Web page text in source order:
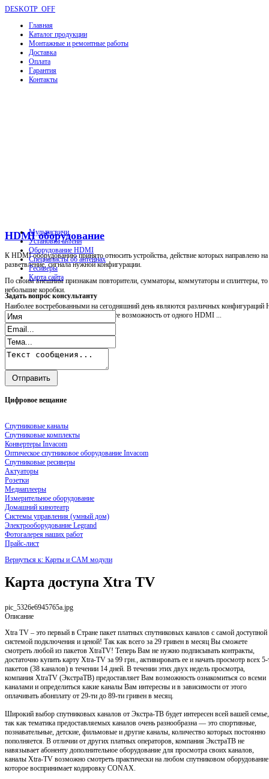
DESKOTP_OFF
Главная
Каталог продукции
Монтажные и ремонтные работы
Доставка
Оплата
Гарантия
Контакты
HDMI оборудование
К HDMI оборудованию принято относить устройства, действие которых направлено
разветвление, сигнала нужной конфигурации.
По своим внешним признакам повторители, сумматоры, коммутаторы и сплиттеры,
небольшие коробки.
Наиболее востребованными на сегодняшний день являются различных
Посредством HDMI splitter вы имеете возможность от одного HDMI ...
Мультисвичи
Установка антенн
Оборудование HDMI
Специалисты об антеннах
Ресиверы
Карта сайта
Задать вопрос консультанту
Цифровое вещание
Спутниковые каналы
Спутниковые комплекты
Конвертеры Invacom
Оптическое спутниковое оборудование Invacom
Спутниковые ресиверы
Актуаторы
Розетки
Медиаплееры
Измерительное оборудование
Домашний кинотеатр
Системы управления (умный дом)
Электрооборудование Legrand
Фотогалерея наших работ
Прайс-лист
Вернуться к: Карты и CAM модули
Карта доступа Xtra TV
pic_5326e6945765a.jpg
Описание
Xtra TV – это первый в Стране пакет платных спутниковых каналов с самой доступной
системой подключения и ценой! Так как всего за 29 гривен в месяц Вы сможете
смотреть любой из пакетов XtraTV! Теперь Вам не нужно подписывать контракты,
достаточно купить карту Xtra-TV за 99 грн., активировать ее и начать просмотр всех 5-
пакетов (38 каналов) в течении 14 дней. В течении этих двух недель просмотра,
компания XtraTV (ЭкстраТВ) предоставляет Вам возможность ознакомиться со всеми
каналами и определиться какие каналы Вам интересны и в зависимости от этого
оплачивать абонплату от 29-ти до 89-ти гривен в месяц.
Широкий выбор спутниковых каналов от Экстра-ТВ будет интересен всей вашей семье,
так как тематика предоставляемых каналов очень разнообразна — это спортивные,
познавательные, детские, фильмовые и другие каналы, количество которых постоянно
пополняется. В отличии от других платных операторов, компания ЭкстраТВ не
навязывает абоненту дополнительное оборудование для просмотра своих каналов,
каналы Xtra-TV возможно смотреть практически на любом спутниковом оборудование
которое воспринимает кодировку CONAX.